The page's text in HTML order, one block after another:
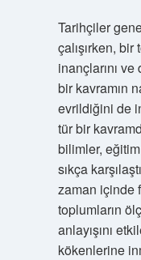
Tarihçiler
çalışırken,
inançlarını
bir kavramın
evrildiğini de
tür bir
bilimler,
sıkça
zaman içinde
toplumların
anlayışını
kökenlerine